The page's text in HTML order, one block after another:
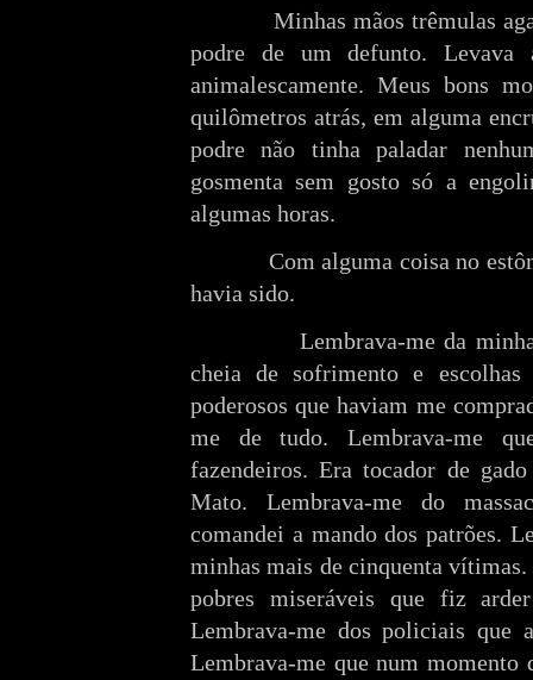
Minhas mãos trêmulas
podre de um defunto. Levava
animalescamente. Meus bons
quilômetros atrás, em alguma
podre não tinha paladar
gosmenta sem gosto só a
algumas horas.
Com alguma coisa no
havia sido.
Lembrava-me da
cheia de sofrimento e escolhas
poderosos que haviam me
me de tudo. Lembrava-me
fazendeiros. Era tocador de
Mato. Lembrava-me do
comandei a mando dos patrões.
minhas mais de cinquenta
pobres miseráveis que fiz
Lembrava-me dos policiais que
Lembrava-me que num